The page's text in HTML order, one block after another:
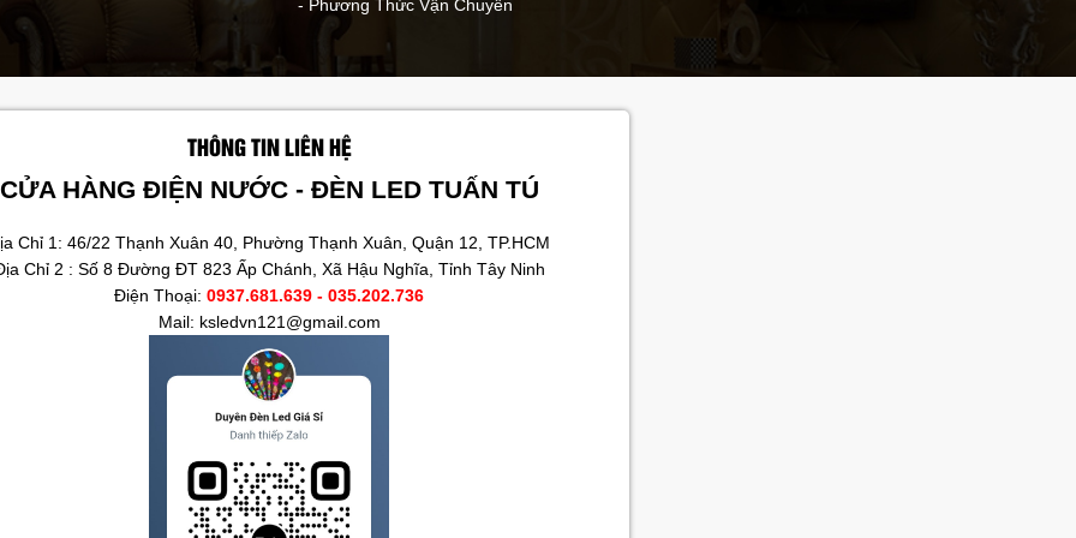
- Phương Thức Vận Chuyển
THÔNG TIN LIÊN HỆ
CỬA HÀNG ĐIỆN NƯỚC - ĐÈN LED TUẤN TÚ
Chỉ 1: 46/22 Thạnh Xuân 40, Phường Thạnh Xuân, Quận 12, TP.HCM
Chỉ 2 : Số 8 Đường ĐT 823 Ấp Chánh, Xã Hậu Nghĩa, Tỉnh Tây Ninh
Điện Thoại: 0937.681.639 - 035.202.736
Mail: ksledvn121@gmail.com